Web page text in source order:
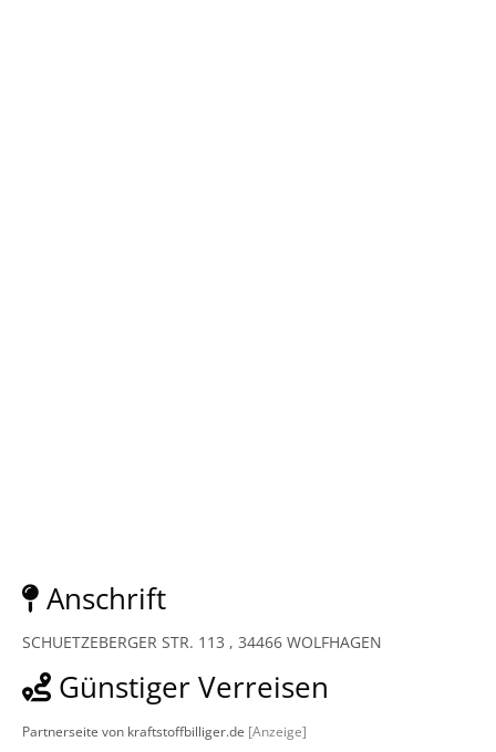
Anschrift
SCHUETZEBERGER STR. 113 , 34466 WOLFHAGEN
Günstiger Verreisen
Partnerseite von kraftstoffbilliger.de [Anzeige]